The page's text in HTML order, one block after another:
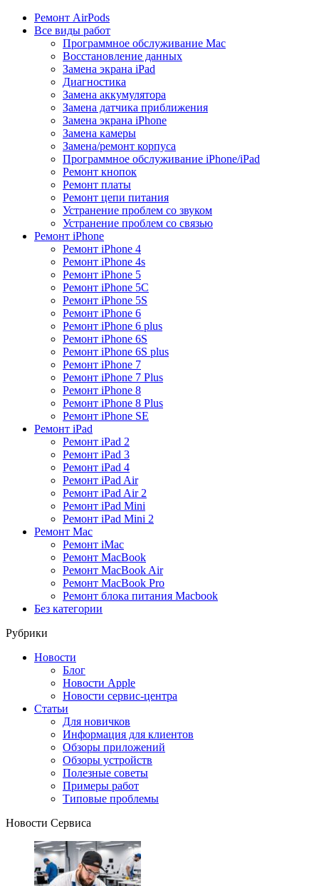
Ремонт AirPods
Все виды работ
Программное обслуживание Mac
Восстановление данных
Замена экрана iPad
Диагностика
Замена аккумулятора
Замена датчика приближения
Замена экрана iPhone
Замена камеры
Замена/ремонт корпуса
Программное обслуживание iPhone/iPad
Ремонт кнопок
Ремонт платы
Ремонт цепи питания
Устранение проблем со звуком
Устранение проблем со связью
Ремонт iPhone
Ремонт iPhone 4
Ремонт iPhone 4s
Ремонт iPhone 5
Ремонт iPhone 5C
Ремонт iPhone 5S
Ремонт iPhone 6
Ремонт iPhone 6 plus
Ремонт iPhone 6S
Ремонт iPhone 6S plus
Ремонт iPhone 7
Ремонт iPhone 7 Plus
Ремонт iPhone 8
Ремонт iPhone 8 Plus
Ремонт iPhone SE
Ремонт iPad
Ремонт iPad 2
Ремонт iPad 3
Ремонт iPad 4
Ремонт iPad Air
Ремонт iPad Air 2
Ремонт iPad Mini
Ремонт iPad Mini 2
Ремонт Mac
Ремонт iMac
Ремонт MacBook
Ремонт MacBook Air
Ремонт MacBook Pro
Ремонт блока питания Macbook
Без категории
Рубрики
Новости
Блог
Новости Apple
Новости сервис-центра
Статьи
Для новичков
Информация для клиентов
Обзоры приложений
Обзоры устройств
Полезные советы
Примеры работ
Типовые проблемы
Новости Сервиса